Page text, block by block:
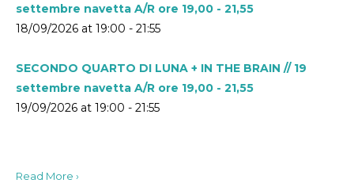
settembre navetta A/R ore 19,00 - 21,55
18/09/2026 at 19:00 - 21:55
SECONDO QUARTO DI LUNA + IN THE BRAIN // 19
settembre navetta A/R ore 19,00 - 21,55
19/09/2026 at 19:00 - 21:55
Read More ›